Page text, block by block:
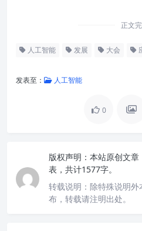
正文完
人工智能 发展 大会
发表至： 人工智能
0
版权声明： 本站原创文章
表，共计1577字。
转载说明： 除特殊说明外
布，转载请注明出处。